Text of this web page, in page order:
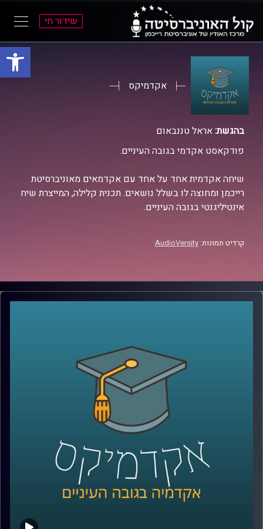
פתח
שידור חי
אקדמיקס
בהגשת:אראל טננבאום
פודקאסט אקדמי בגובה העיניים.
שיחה אקדמית אחד על אחד עם אקדמאים מאוניברסיטת
רייכמן ומחוצה לו בשלל נושאים. תכנית קלילה, המייצרת שיח
אינטיליגנטי בגובה העיניים.
קרדיט תמונות: AudioVersity